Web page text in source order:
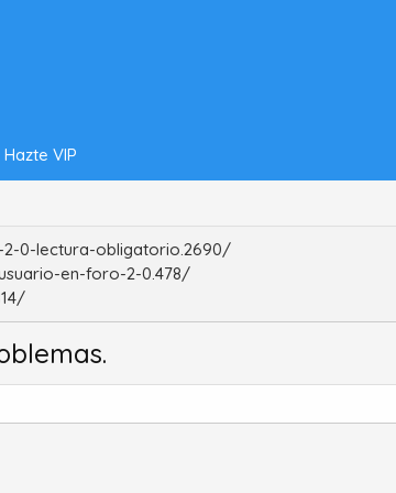
Hazte VIP
0-lectura-obligatorio.2690/
en-foro-2-0.478/